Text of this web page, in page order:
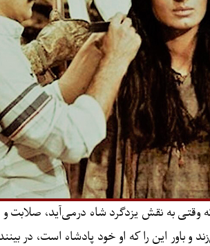
به نقش یزدگرد شاه درمی‌آید،
این را ‌که او خود پادشاه است، در